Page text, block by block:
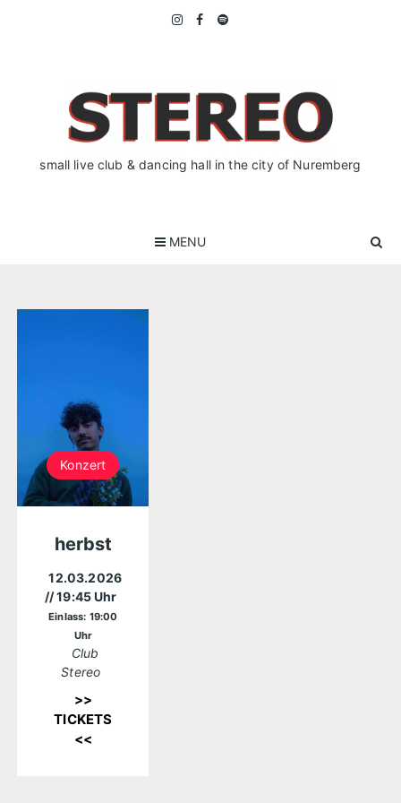
small live club & dancing hall in the city of Nuremberg
MENU
Konzert
herbst
12.03.2026
// 19:45 Uhr
Einlass: 19:00
Uhr
Club
Stereo
>>
TICKETS
<<